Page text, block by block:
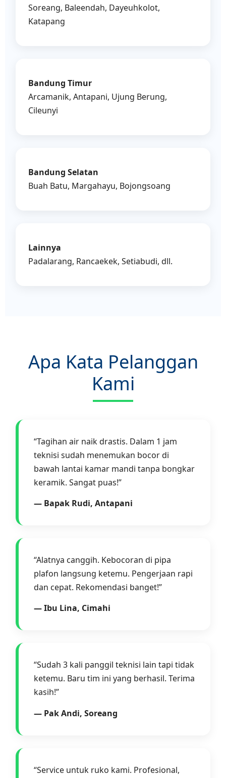
Soreang, Baleendah, Dayeuhkolot,
Katapang
Bandung Timur
Arcamanik, Antapani, Ujung Berung,
Cileunyi
Bandung Selatan
Buah Batu, Margahayu, Bojongsoang
Lainnya
Padalarang, Rancaekek, Setiabudi, dll.
Apa Kata Pelanggan
Kami
“Tagihan air naik drastis. Dalam 1 jam
teknisi sudah menemukan bocor di
bawah lantai kamar mandi tanpa bongkar
keramik. Sangat puas!”
— Bapak Rudi, Antapani
“Alatnya canggih. Kebocoran di pipa
plafon langsung ketemu. Pengerjaan rapi
dan cepat. Rekomendasi banget!”
— Ibu Lina, Cimahi
“Sudah 3 kali panggil teknisi lain tapi tidak
ketemu. Baru tim ini yang berhasil. Terima
kasih!”
— Pak Andi, Soreang
“Service untuk ruko kami. Profesional,